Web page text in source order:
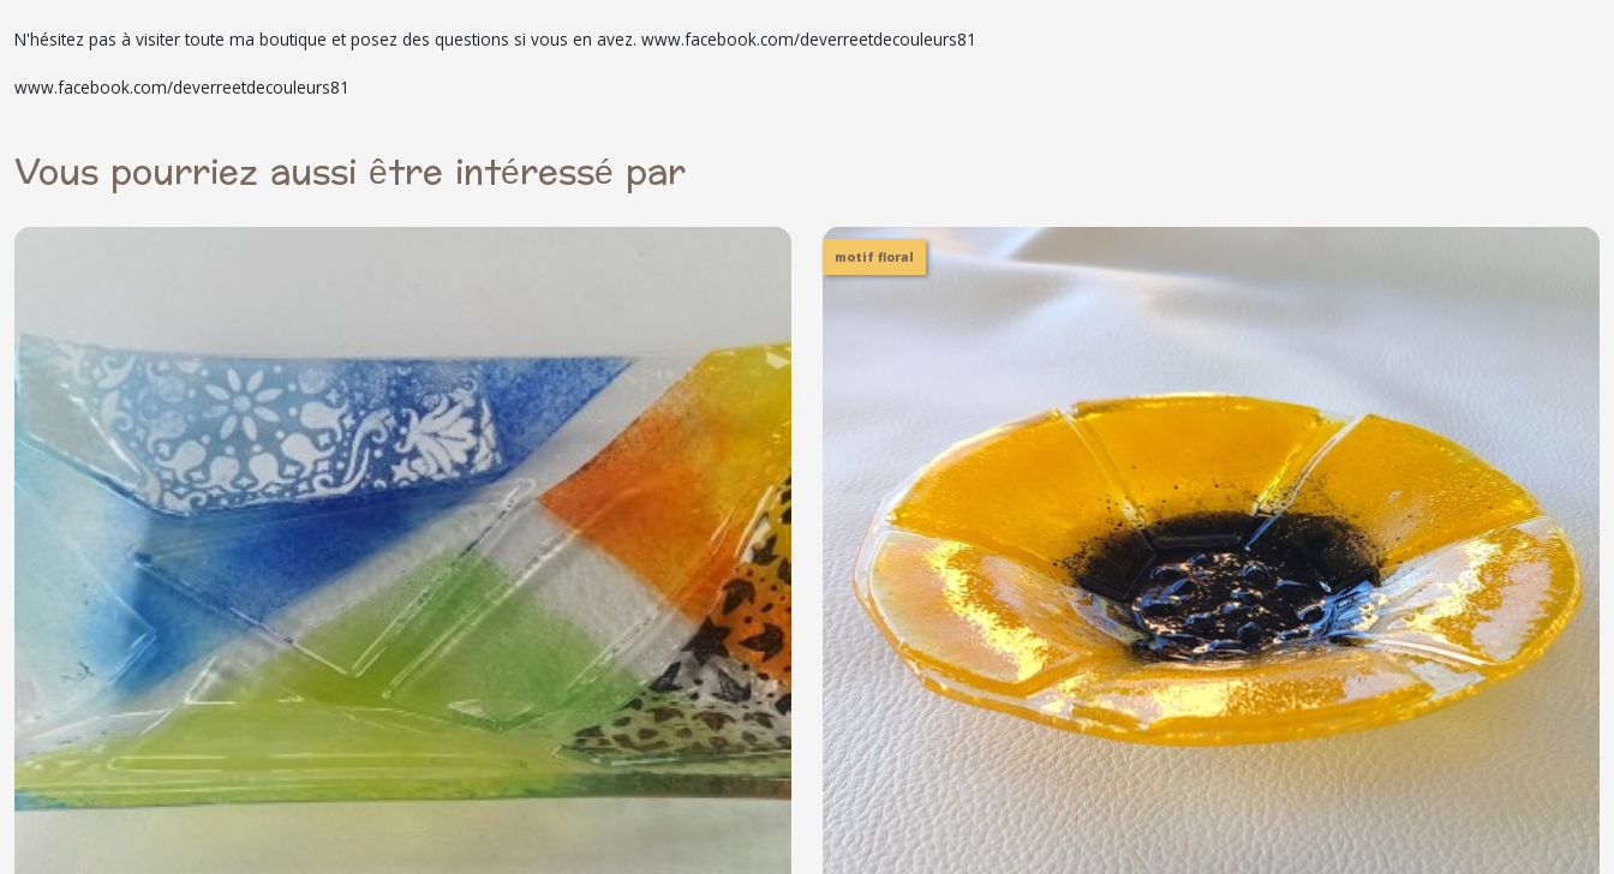
N'hésitez pas à visiter toute ma boutique et posez des questions si vous en avez. www.facebook.com/deverreetdecouleurs81
www.facebook.com/deverreetdecouleurs81
Vous pourriez aussi être intéressé par
motif floral